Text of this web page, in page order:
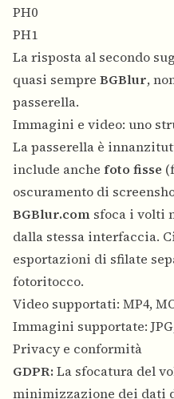
PH0
PH1
La risposta al secondo
quasi sempre BGBlur,
passerella.
Immagini e video: uno
La passerella è
include anche foto fisse
oscuramento di
BGBlur.com sfoca i volti
dalla stessa interfaccia.
esportazioni di sfilate
fotoritocco.
Video supportati: MP4,
Immagini supportate: JPG,
Privacy e conformità
GDPR: La sfocatura del
minimizzazione dei dati